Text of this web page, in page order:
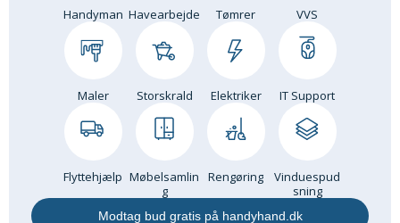
Belægning
Om Værktøj
Rengøring Af Overflader
Handyman Havearbejde Tømrer VVS
Maler Storskrald Elektriker IT Support
Flyttehjælp Møbelsamlin
g
Rengøring
Vinduespud
sning
Modtag bud gratis på handyhand.dk